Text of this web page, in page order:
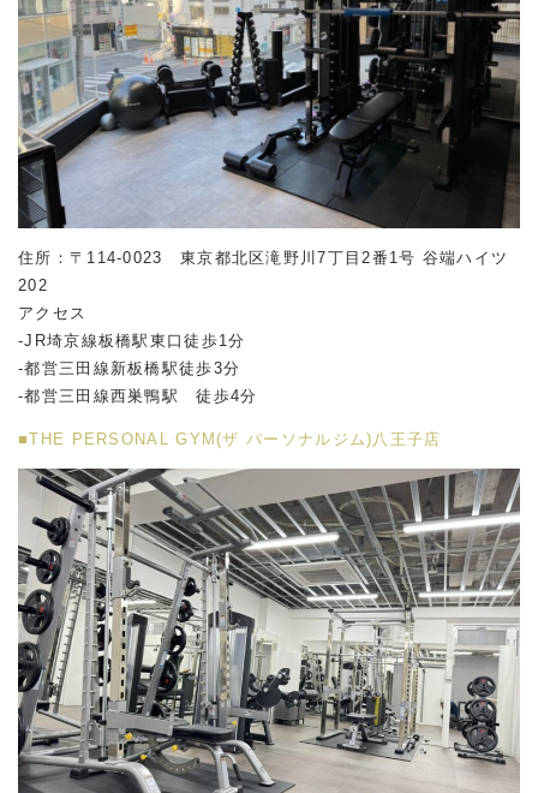
住所：〒114-0023 東京都北区滝野川7丁目2番1号 谷端ハイツ
202
アクセス
-JR埼京線板橋駅東口徒歩1分
-都営三田線新板橋駅徒歩3分
-都営三田線西巣鴨駅 徒歩4分
■THE PERSONAL GYM(ザ パーソナルジム)八王子店